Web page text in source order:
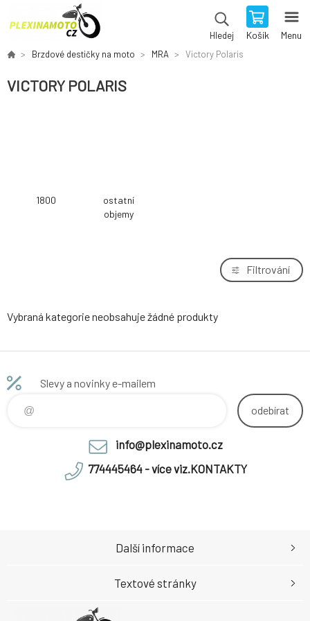
Hledej Košík Menu
Brzdové destičky na moto MRA Victory Polaris
VICTORY POLARIS
1800
ostatní
objemy
Filtrování
Vybraná kategorie neobsahuje žádné produkty
Slevy a novinky e-mailem
odebírat
info@plexinamoto.cz
774445464 - více viz.KONTAKTY
Další informace
Textové stránky